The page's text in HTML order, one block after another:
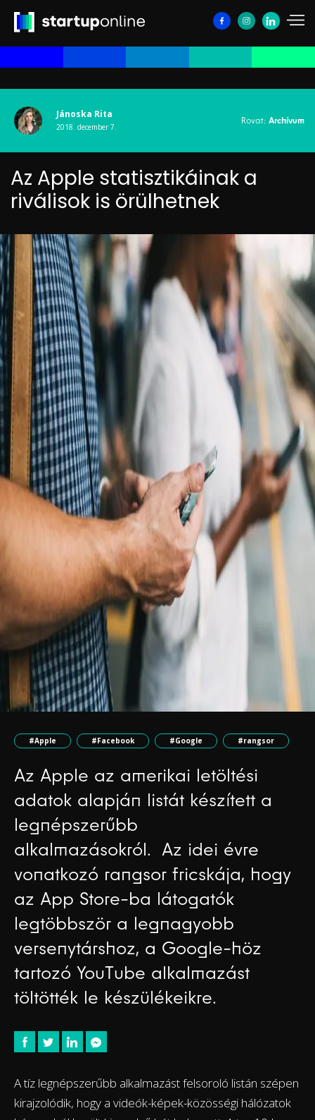
Jánoska Rita
2018. december 7.
Rovat: Archívum
Az Apple statisztikáinak a
riválisok is örülhetnek
#Apple #Facebook #Google #rangsor
Az Apple az amerikai letöltési
adatok alapján listát készített a
legnépszerűbb
alkalmazásokról. Az idei évre
vonatkozó rangsor fricskája, hogy
az App Store-ba látogatók
legtöbbször a legnagyobb
versenytárshoz, a Google-höz
tartozó YouTube alkalmazást
töltötték le készülékeikre.
A tíz legnépszerűbb alkalmazást felsoroló listán szépen
kirajzolódik, hogy a videók-képek-közösségi hálózatok